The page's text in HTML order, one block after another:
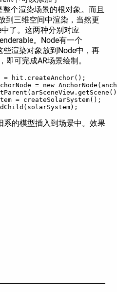
个渲染场景的根对象。而且
到三维空间中渲染，当然更
了。这两种分别对应
。Node有一个
些渲染对象放到Node中，再
即可完成AR场景绘制。
= hit.createAnchor();
= new
= createSolarSystem();
系的模型插入到场景中。效果